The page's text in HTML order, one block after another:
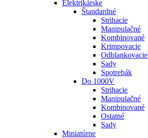
Elektrikárske
Štandardné
Strihacie
Manipulačné
Kombinované
Krimpovacie
Odblankovacie
Sady
Spotrebák
Do 1000V
Strihacie
Manipulačné
Kombinované
Ostatné
Sady
Miniatúrne